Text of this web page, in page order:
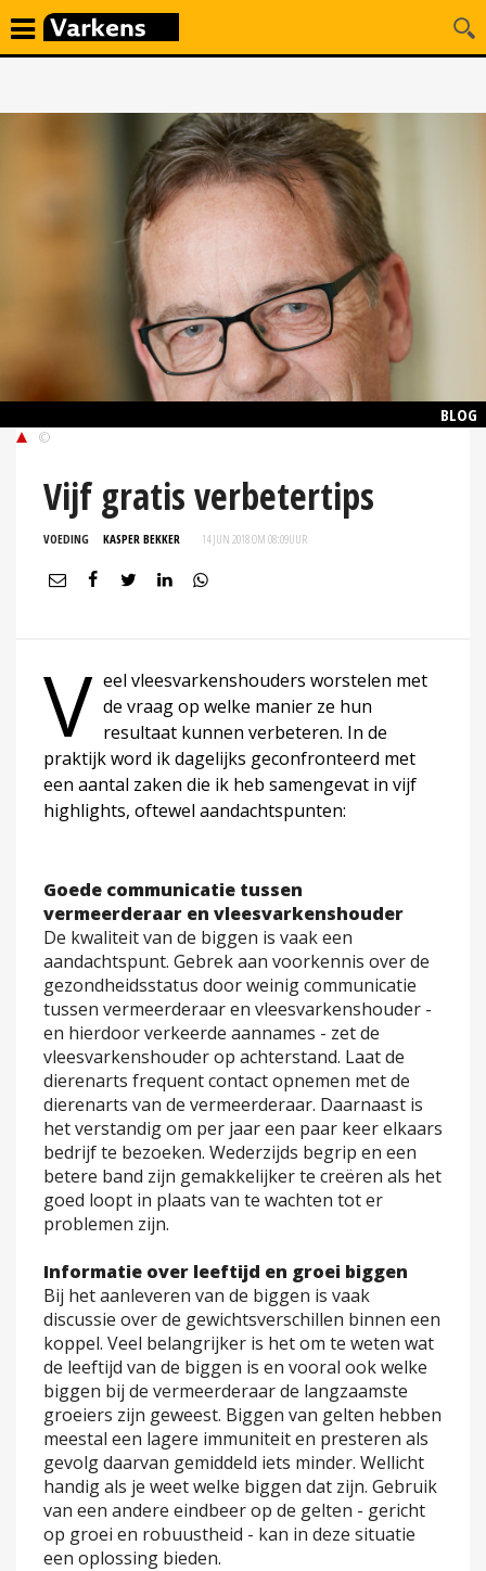
BLOG
©
Vijf gratis verbetertips
VOEDING KASPER BEKKER 14 JUN 2018 OM 08:09UUR
V eel vleesvarkenshouders worstelen met
de vraag op welke manier ze hun
resultaat kunnen verbeteren. In de
praktijk word ik dagelijks geconfronteerd met
een aantal zaken die ik heb samengevat in vijf
highlights, oftewel aandachtspunten:
Goede communicatie tussen
vermeerderaar en vleesvarkenshouder
De kwaliteit van de biggen is vaak een
aandachtspunt. Gebrek aan voorkennis over de
gezondheidsstatus door weinig communicatie
tussen vermeerderaar en vleesvarkenshouder -
en hierdoor verkeerde aannames - zet de
vleesvarkenshouder op achterstand. Laat de
dierenarts frequent contact opnemen met de
dierenarts van de vermeerderaar. Daarnaast is
het verstandig om per jaar een paar keer elkaars
bedrijf te bezoeken. Wederzijds begrip en een
betere band zijn gemakkelijker te creëren als het
goed loopt in plaats van te wachten tot er
problemen zijn.
Informatie over leeftijd en groei biggen
Bij het aanleveren van de biggen is vaak
discussie over de gewichtsverschillen binnen een
koppel. Veel belangrijker is het om te weten wat
de leeftijd van de biggen is en vooral ook welke
biggen bij de vermeerderaar de langzaamste
groeiers zijn geweest. Biggen van gelten hebben
meestal een lagere immuniteit en presteren als
gevolg daarvan gemiddeld iets minder. Wellicht
handig als je weet welke biggen dat zijn. Gebruik
van een andere eindbeer op de gelten - gericht
op groei en robuustheid - kan in deze situatie
een oplossing bieden.